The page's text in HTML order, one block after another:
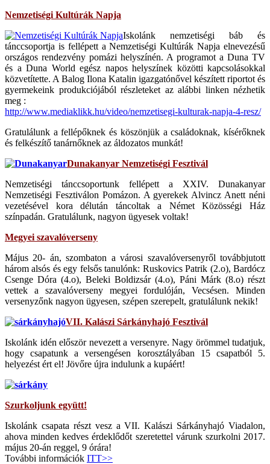
Nemzetiségi Kultúrák Napja
Iskolánk nemzetiségi báb és
tánccsoportja is fellépett a Nemzetiségi Kultúrák Napja elnevezésű
országos rendezvény pomázi helyszínén. A programot a Duna TV
és a Duna World egész napos helyszínek közötti kapcsolásokkal
közvetítette. A Balog Ilona Katalin igazgatónővel készített riportot és
gyermekeink produkciójából részleteket az alábbi linken nézhetik
meg :
http://www.mediaklikk.hu/video/nemzetisegi-kulturak-napja-4-resz/
Gratulálunk a fellépőknek és köszönjük a családoknak, kísérőknek
és felkészítő tanárnőknek az áldozatos munkát!
Dunakanyar Nemzetiségi Fesztivál
Nemzetiségi tánccsoportunk fellépett a XXIV. Dunakanyar
Nemzetiségi Fesztiválon Pomázon. A gyerekek Alvincz Anett néni
vezetésével kora délután táncoltak a Német Közösségi Ház
színpadán. Gratulálunk, nagyon ügyesek voltak!
Megyei szavalóverseny
Május 20- án, szombaton a városi szavalóversenyről továbbjutott
három alsós és egy felsős tanulónk: Ruskovics Patrik (2.o), Bardócz
Csenge Dóra (4.o), Beleki Boldizsár (4.o), Páni Márk (8.o) részt
vettek a szavalóverseny megyei fordulóján, Vecsésen. Minden
versenyzőnk nagyon ügyesen, szépen szerepelt, gratulálunk nekik!
VII. Kalászi Sárkányhajó Fesztivál
Iskolánk idén először nevezett a versenyre. Nagy örömmel tudatjuk,
hogy csapatunk a versengésen korosztályában 15 csapatból 5.
helyezést ért el! Jövőre újra indulunk a kupáért!
Szurkoljunk együtt!
Iskolánk csapata részt vesz a VII. Kalászi Sárkányhajó Viadalon,
ahova minden kedves érdeklődőt szeretettel várunk szurkolni 2017.
május 20-án reggel, 9 órára!
További információk ITT>>